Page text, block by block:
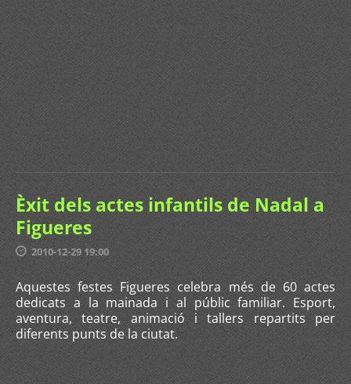
Èxit dels actes infantils de Nadal a
Figueres
2010-12-29 19:00
Aquestes festes Figueres celebra més de 60 actes
dedicats a la mainada i al públic familiar. Esport,
aventura, teatre, animació i tallers repartits per
diferents punts de la ciutat.